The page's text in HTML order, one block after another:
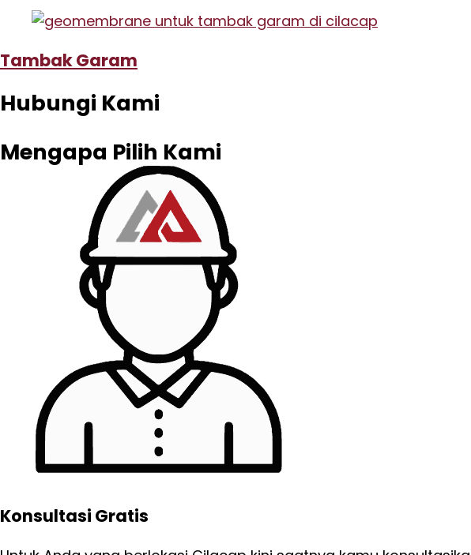
Tambak Garam
Hubungi Kami
Mengapa Pilih Kami
Konsultasi Gratis